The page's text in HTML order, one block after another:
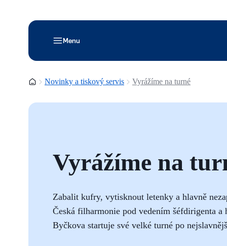
Menu
Domovská stránka
Novinky a tiskový servis Vyrážíme na turné
Vyrážíme na
Zabalit kufry, vytisknout letenky a hlavně
Česká filharmonie pod vedením šéfdirigenta a
Byčkova startuje své velké turné po